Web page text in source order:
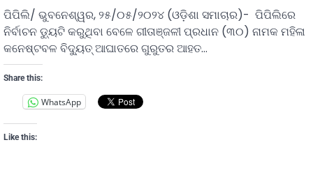
ପିପିଲି/ ଭୁବନେଶ୍ୱର, ୨୫/୦୫/୨୦୨୪ (ଓଡ଼ିଶା ସମାଚାର)- ପିପିଲିରେ
ନିର୍ବାଚନ ଡ୍ୟୁଟି କରୁଥିବା ବେଳେ ଗୀତାଞ୍ଜଳୀ ପ୍ରଧାନ (୩୦) ନାମକ ମହିଳା
କନେଷ୍ଟବଳ ବିଦ୍ୟୁତ୍‌‌ ଆଘାତରେ ଗୁରୁତର ଆହତ…
Share this:
WhatsApp
Like this: